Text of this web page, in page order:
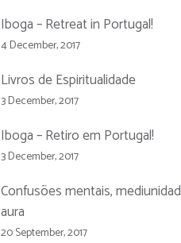
Iboga – Retreat in Portugal!
4 December, 2017
Livros de Espiritualidade
3 December, 2017
Iboga – Retiro em Portugal!
3 December, 2017
Confusões mentais,
aura
20 September, 2017